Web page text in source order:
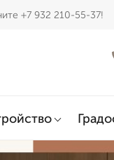
+7 932 210-55-37!